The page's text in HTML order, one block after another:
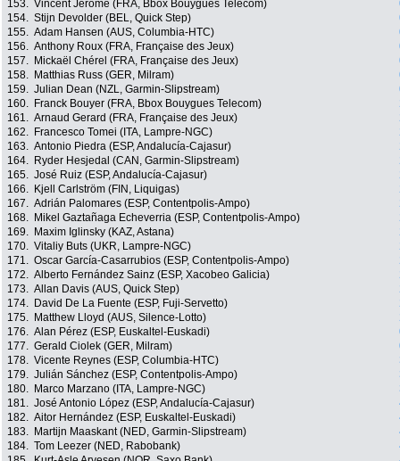
153. Vincent Jérôme (FRA, Bbox Bouygues Telecom)
154. Stijn Devolder (BEL, Quick Step)
155. Adam Hansen (AUS, Columbia-HTC)
156. Anthony Roux (FRA, Française des Jeux)
157.
Mickaël Chérel (FRA, Française des Jeux)
158.
Matthias Russ (GER, Milram)
159. Julian Dean (NZL, Garmin-Slipstream)
160.
Franck Bouyer (FRA, Bbox Bouygues Telecom)
161. Arnaud Gerard (FRA, Française des Jeux)
162.
Francesco Tomei (ITA, Lampre-NGC)
163. Antonio Piedra (ESP, Andalucía-Cajasur)
164.
Ryder Hesjedal (CAN, Garmin-Slipstream)
165. José Ruiz (ESP, Andalucía-Cajasur)
166.
Kjell Carlström (FIN, Liquigas)
167. Adrián Palomares (ESP, Contentpolis-Ampo)
168.
Mikel Gaztañaga Echeverria (ESP, Contentpolis-Ampo)
169.
Maxim Iglinsky (KAZ, Astana)
170. Vitaliy Buts (UKR, Lampre-NGC)
171. Oscar García-Casarrubios (ESP, Contentpolis-Ampo)
172. Alberto Fernández Sainz (ESP, Xacobeo Galicia)
173. Allan Davis (AUS, Quick Step)
174.
David De La Fuente (ESP, Fuji-Servetto)
175.
Matthew Lloyd (AUS, Silence-Lotto)
176. Alan Pérez (ESP, Euskaltel-Euskadi)
177. Gerald Ciolek (GER, Milram)
178. Vicente Reynes (ESP, Columbia-HTC)
179. Julián Sánchez (ESP, Contentpolis-Ampo)
180.
Marco Marzano (ITA, Lampre-NGC)
181. José Antonio López (ESP, Andalucía-Cajasur)
182. Aitor Hernández (ESP, Euskaltel-Euskadi)
183.
Martijn Maaskant (NED, Garmin-Slipstream)
184. Tom Leezer (NED, Rabobank)